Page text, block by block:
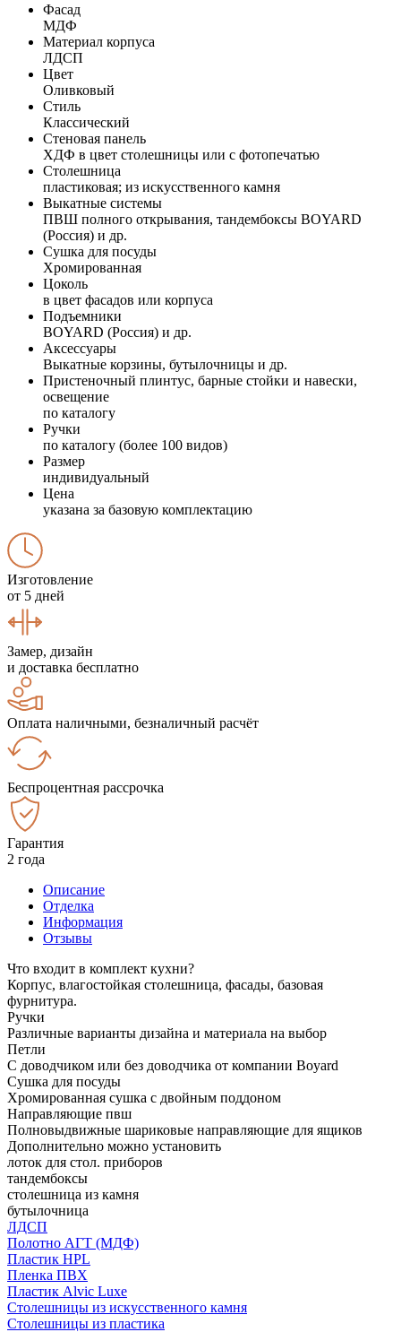
Фасад
МДФ
Материал корпуса
ЛДСП
Цвет
Оливковый
Стиль
Классический
Стеновая панель
ХДФ в цвет столешницы или с фотопечатью
Столешница
пластиковая; из искусственного камня
Выкатные системы
ПВШ полного открывания, тандембоксы BOYARD
(Россия) и др.
Сушка для посуды
Хромированная
Цоколь
в цвет фасадов или корпуса
Подъемники
BOYARD (Россия) и др.
Аксессуары
Выкатные корзины, бутылочницы и др.
Пристеночный плинтус, барные стойки и навески,
освещение
по каталогу
Ручки
по каталогу (более 100 видов)
Размер
индивидуальный
Цена
указана за базовую комплектацию
Изготовление
от 5 дней
Замер, дизайн
и доставка бесплатно
Оплата наличными, безналичный расчёт
Беспроцентная рассрочка
Гарантия
2 года
Описание
Отделка
Информация
Отзывы
Что входит в комплект кухни?
Корпус, влагостойкая столешница, фасады, базовая
фурнитура.
Ручки
Различные варианты дизайна и материала на выбор
Петли
С доводчиком или без доводчика от компании Boyard
Сушка для посуды
Хромированная сушка с двойным поддоном
Направляющие пвш
Полновыдвижные шариковые направляющие для ящиков
Дополнительно можно установить
лоток для стол. приборов
тандембоксы
столешница из камня
бутылочница
ЛДСП
Полотно АГТ (МДФ)
Пластик HPL
Пленка ПВХ
Пластик Alvic Luxe
Столешницы из искусственного камня
Столешницы из пластика